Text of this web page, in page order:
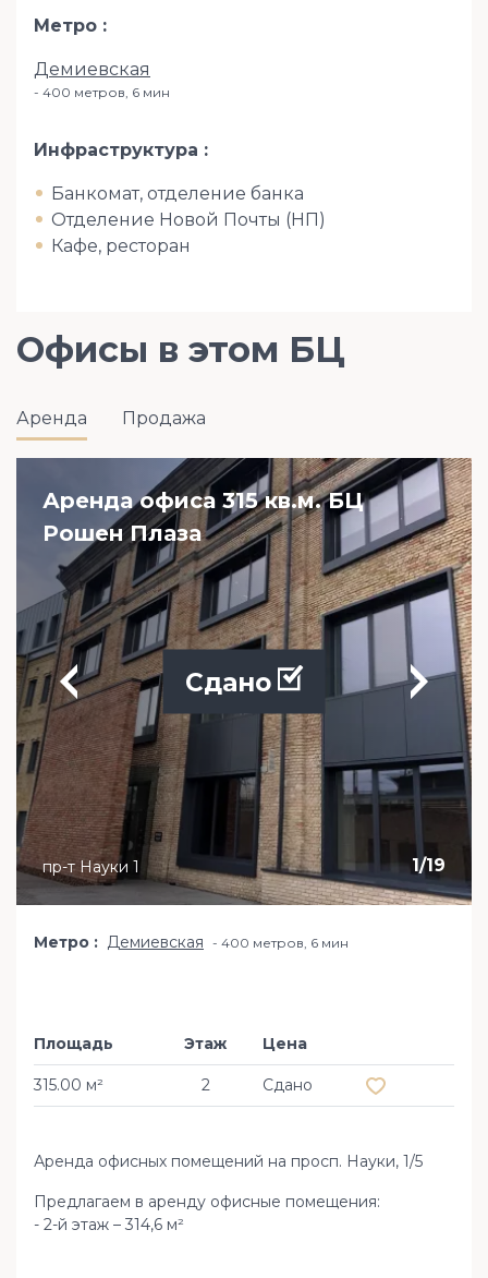
Метро
Демиевская
400 метров, 6 мин
Инфраструктура
Банкомат, отделение банка
Отделение Новой Почты (НП)
Кафе, ресторан
Офисы в этом БЦ
Аренда Продажа
Аренда офиса 315 кв.м. БЦ
Рошен Плаза
1/19
Сдано
пр-т Науки 1
Метро Демиевская 400 метров, 6 мин
Площадь
315.00 м²
Этаж
2
Цена
Сдано
Аренда офисных помещений на просп. Науки, 1/5
Предлагаем в аренду офисные помещения:
- 2-й этаж – 314,6 м²